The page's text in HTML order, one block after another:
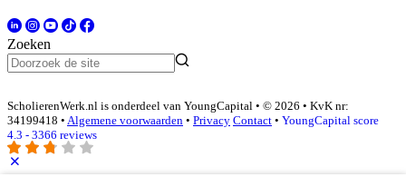
Zoeken
ScholierenWerk.nl is onderdeel van YoungCapital • © 2026 • KvK nr:
34199418 • Algemene voorwaarden • Privacy Contact • YoungCapital score
4.3 - 3366 reviews